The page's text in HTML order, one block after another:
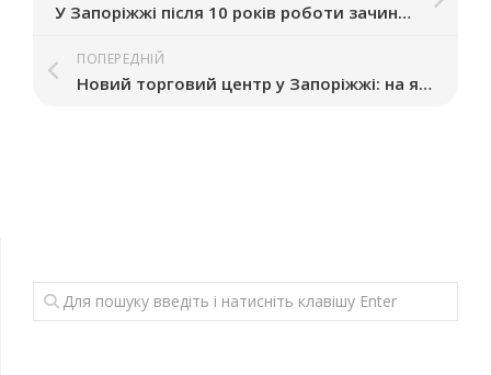
У Запоріжжі після 10 років роботи зачинилося кафе Old Rabbit
ПОПЕРЕДНІЙ
Новий торговий центр у Запоріжжі: на якому етапі будівництво